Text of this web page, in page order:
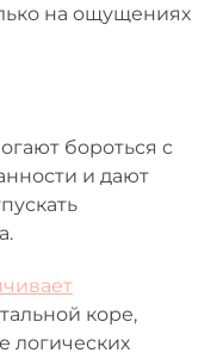
на ощущениях
бороться с
и дают
коре,
логических